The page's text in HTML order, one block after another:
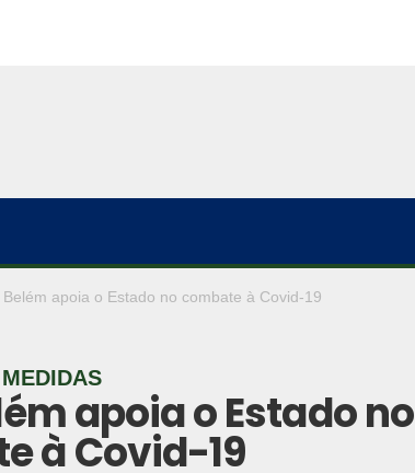
apoia o Estado no combate à Covid-19
MEDIDAS
apoia o Estado no
à Covid-19